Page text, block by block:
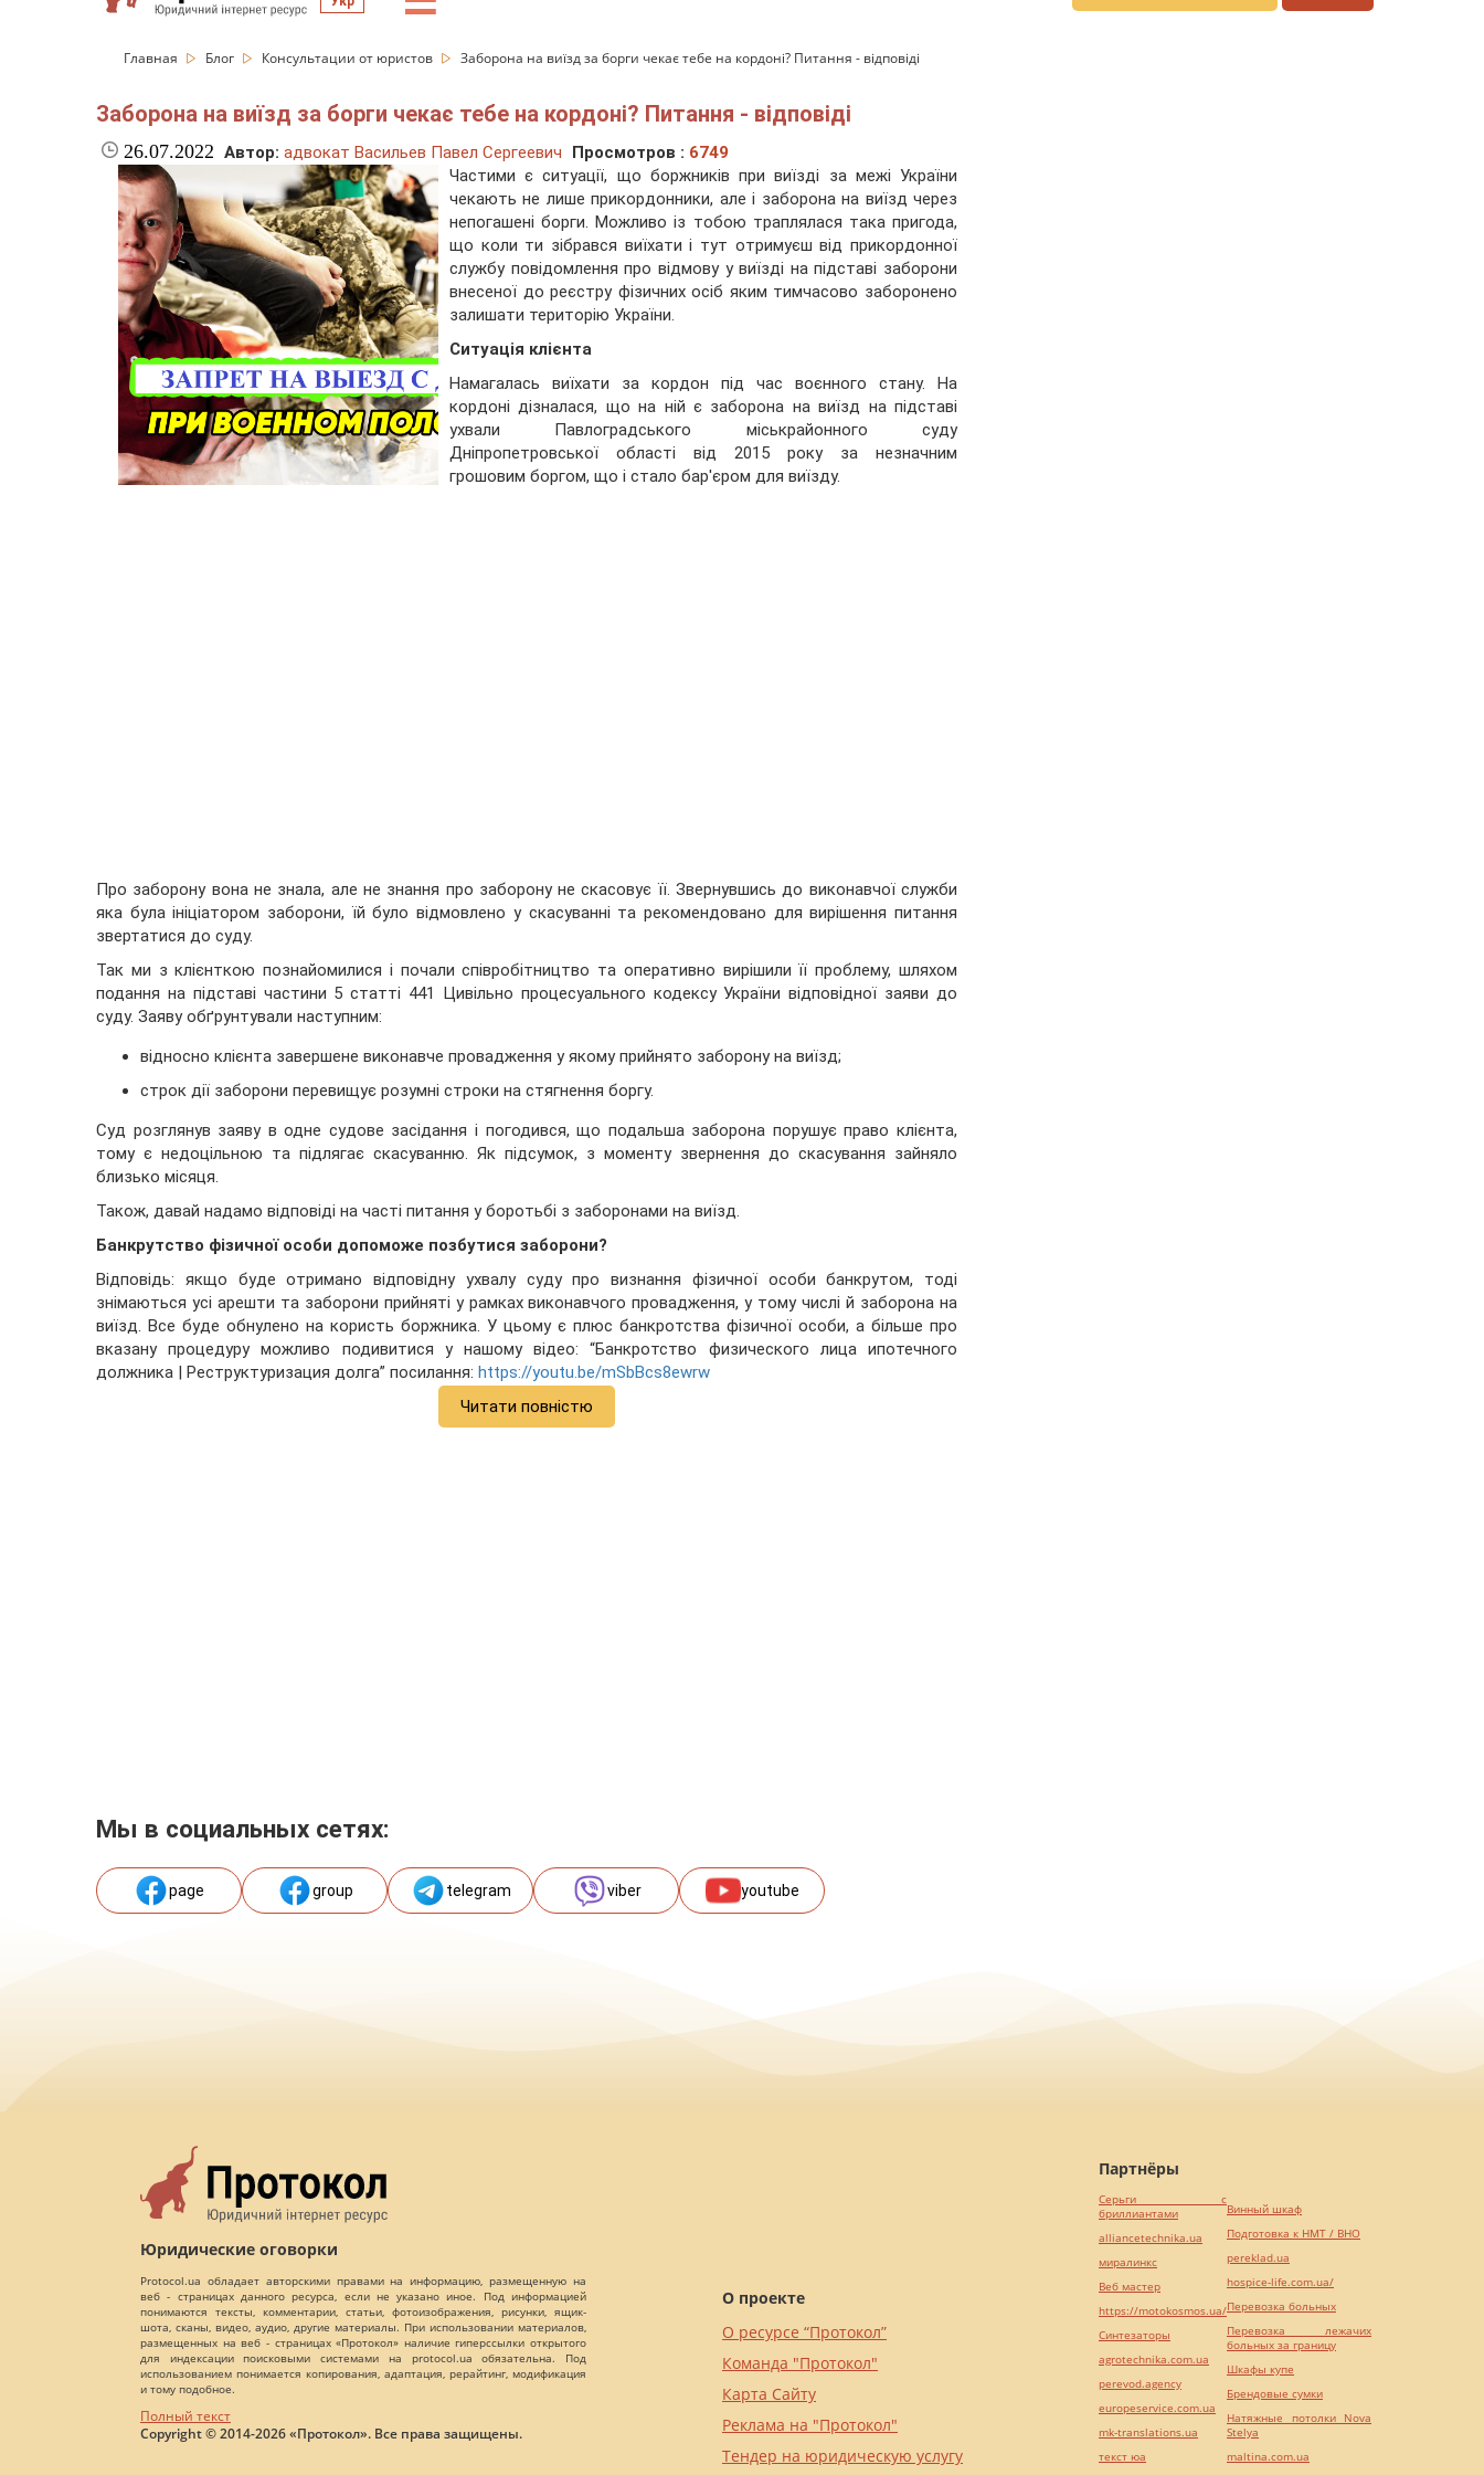
Главная Блог Консультации от юристов Заборона на виїзд за борги чекає тебе на кордоні? Питання - відповіді
Заборона на виїзд за борги чекає тебе на кордоні? Питання - відповіді
26.07.2022 Автор: адвокат Васильев Павел Сергеевич Просмотров : 6749
Частими є ситуації, що боржників при виїзді за межі України
чекають не лише прикордонники, але і заборона на виїзд через
непогашені борги. Можливо із тобою траплялася така пригода,
що коли ти зібрався виїхати і тут отримуєш від прикордонної
службу повідомлення про відмову у виїзді на підставі заборони
внесеної до реєстру фізичних осіб яким тимчасово заборонено
залишати територію України.
Ситуація клієнта
Намагалась виїхати за кордон під час воєнного стану. На
кордоні дізналася, що на ній є заборона на виїзд на підставі
ухвали Павлоградського міськрайонного суду
Дніпропетровської області від 2015 року за незначним
грошовим боргом, що і стало бар'єром для виїзду.
Про заборону вона не знала, але не знання про заборону не скасовує її. Звернувшись до виконавчої служби
яка була ініціатором заборони, їй було відмовлено у скасуванні та рекомендовано для вирішення питання
звертатися до суду.
Так ми з клієнткою познайомилися і почали співробітництво та оперативно вирішили її проблему, шляхом
подання на підставі частини 5 статті 441 Цивільно процесуального кодексу України відповідної заяви до
суду. Заяву обґрунтували наступним:
відносно клієнта завершене виконавче провадження у якому прийнято заборону на виїзд;
строк дії заборони перевищує розумні строки на стягнення боргу.
Суд розглянув заяву в одне судове засідання і погодився, що подальша заборона порушує право клієнта,
тому є недоцільною та підлягає скасуванню. Як підсумок, з моменту звернення до скасування зайняло
близько місяця.
Також, давай надамо відповіді на часті питання у боротьбі з заборонами на виїзд.
Банкрутство фізичної особи допоможе позбутися заборони?
Відповідь: якщо буде отримано відповідну ухвалу суду про визнання фізичної особи банкрутом, тоді
знімаються усі арешти та заборони прийняті у рамках виконавчого провадження, у тому числі й заборона на
виїзд. Все буде обнулено на користь боржника. У цьому є плюс банкротства фізичної особи, а більше про
вказану процедуру можливо подивитися у нашому відео: “Банкротство физического лица ипотечного
должника | Реструктуризация долга” посилання: https://youtu.be/mSbBcs8ewrw
Читати повністю
Мы в социальных сетях:
page group telegram viber youtube
Юридические оговорки
Protocol.ua обладает авторскими правами на информацию, размещенную на
веб - страницах данного ресурса, если не указано иное. Под информацией
понимаются тексты, комментарии, статьи, фотоизображения, рисунки, ящик-
шота, сканы, видео, аудио, другие материалы. При использовании материалов,
размещенных на веб - страницах «Протокол» наличие гиперссылки открытого
для индексации поисковыми системами на protocol.ua обязательна. Под
использованием понимается копирования, адаптация, рерайтинг, модификация
и тому подобное.
Полный текст
Copyright © 2014-2026 «Протокол». Все права защищены.
О проекте
О ресурсе “Протокол”
Команда "Протокол"
Карта Сайту
Реклама на "Протокол"
Тендер на юридическую услугу
Партнёры
Серьги с
бриллиантами
alliancetechnika.ua
миралинкс
Веб мастер
https://motokosmos.ua/
Синтезаторы
agrotechnika.com.ua
perevod.agency
europeservice.com.ua
mk-translations.ua
текст юа
Винный шкаф
Подготовка к НМТ / ВНО
pereklad.ua
hospice-life.com.ua/
Перевозка больных
Перевозка лежачих
больных за границу
Шкафы купе
Брендовые сумки
Натяжные потолки Nova
Stelya
maltina.com.ua